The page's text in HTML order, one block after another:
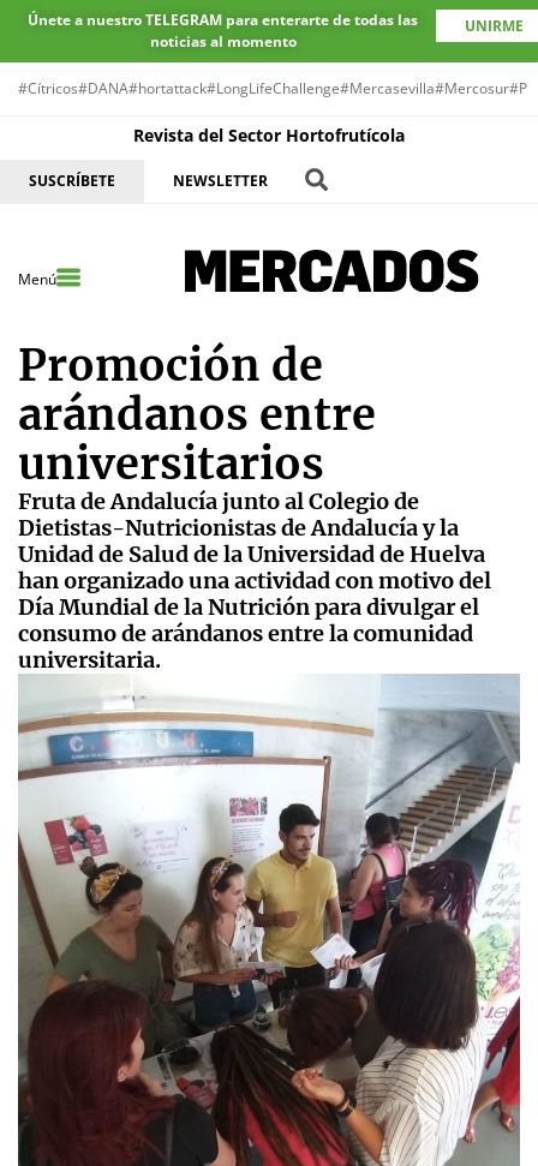
Únete a nuestro TELEGRAM para enterarte de todas las
noticias al momento
UNIRME
#Cítricos#DANA#hortattack#LongLifeChallenge#Mercasevilla#Mercosur
Revista del Sector Hortofrutícola
SUSCRÍBETE NEWSLETTER
Menú
Promoción de
arándanos entre
universitarios
Fruta de Andalucía junto al Colegio de
Dietistas-Nutricionistas de Andalucía y la
Unidad de Salud de la Universidad de Huelva
han organizado una actividad con motivo del
Día Mundial de la Nutrición para divulgar el
consumo de arándanos entre la comunidad
universitaria.